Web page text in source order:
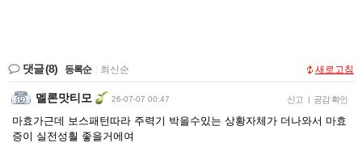
댓글(8) 등록순 최신순 새로고침
멜론맛티모 26-07-07 00:47 신고 | 공감 확인
마효가근데 보스패턴따라 주력기 박을수있는 상황자체가 더나와서 마효
증이 실전성훨 좋을거에여